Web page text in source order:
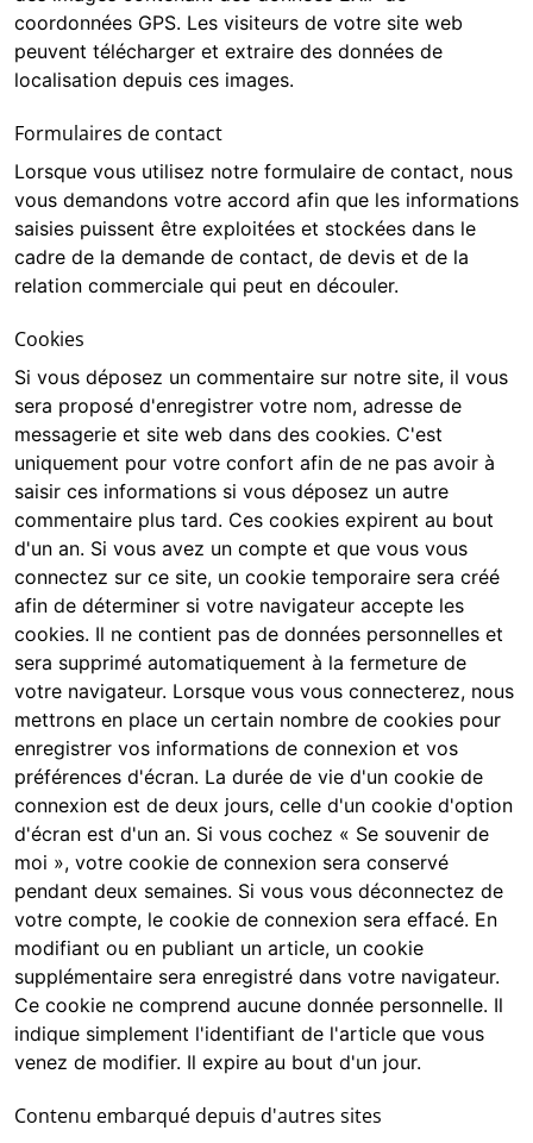
coordonnées GPS. Les visiteurs de votre site web
peuvent télécharger et extraire des données de
localisation depuis ces images.
Formulaires de contact
Lorsque vous utilisez notre formulaire de contact, nous
vous demandons votre accord afin que les informations
saisies puissent être exploitées et stockées dans le
cadre de la demande de contact, de devis et de la
relation commerciale qui peut en découler.
Cookies
Si vous déposez un commentaire sur notre site, il vous
sera proposé d'enregistrer votre nom, adresse de
messagerie et site web dans des cookies. C'est
uniquement pour votre confort afin de ne pas avoir à
saisir ces informations si vous déposez un autre
commentaire plus tard. Ces cookies expirent au bout
d'un an. Si vous avez un compte et que vous vous
connectez sur ce site, un cookie temporaire sera créé
afin de déterminer si votre navigateur accepte les
cookies. Il ne contient pas de données personnelles et
sera supprimé automatiquement à la fermeture de
votre navigateur. Lorsque vous vous connecterez, nous
mettrons en place un certain nombre de cookies pour
enregistrer vos informations de connexion et vos
préférences d'écran. La durée de vie d'un cookie de
connexion est de deux jours, celle d'un cookie d'option
d'écran est d'un an. Si vous cochez « Se souvenir de
moi », votre cookie de connexion sera conservé
pendant deux semaines. Si vous vous déconnectez de
votre compte, le cookie de connexion sera effacé. En
modifiant ou en publiant un article, un cookie
supplémentaire sera enregistré dans votre navigateur.
Ce cookie ne comprend aucune donnée personnelle. Il
indique simplement l'identifiant de l'article que vous
venez de modifier. Il expire au bout d'un jour.
Contenu embarqué depuis d'autres sites